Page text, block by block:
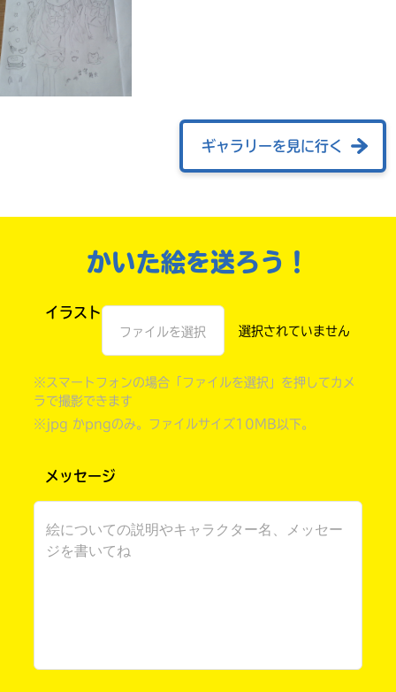
ギャラリーを見に行く
かいた絵を送ろう！
イラスト
ファイルを選択
※スマートフォンの場合「ファイルを選択」を押してカメ
ラで撮影できます
※jpg かpngのみ。ファイルサイズ10MB以下。
メッセージ